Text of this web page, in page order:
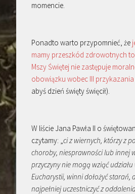
momencie.
Ponadto warto przypomnieć, że
mamy przeszkód zdrowotnych
Mszy Świętej nie zastępuje
obowiązku wobec III przykazania
abyś dzień święty święcił).
W liście Jana Pawła II o
czytamy: „ci z wiernych, którzy z
choroby, niesprawności lub innej
przyczyny nie mogą wziąć udziału
Eucharystii, winni dołożyć starań,
najpełniej uczestniczyć z